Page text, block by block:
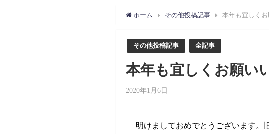
ホーム その他投稿記事 本年も宜しくお
その他投稿記事 全記事
本年も宜しくお願い
2020年1月6日
明けましておめでとうございます。